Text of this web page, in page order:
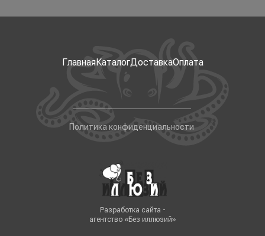
ГлавнаяКаталогДоставкаОплата
Политика конфиденциальности
Разработка сайта -
агентство «Без иллюзий»